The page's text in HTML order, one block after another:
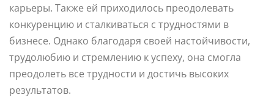
карьеры. Также ей приходилось преодолевать
конкуренцию и сталкиваться с трудностями в
бизнесе. Однако благодаря своей настойчивости,
трудолюбию и стремлению к успеху, она смогла
преодолеть все трудности и достичь высоких
результатов.